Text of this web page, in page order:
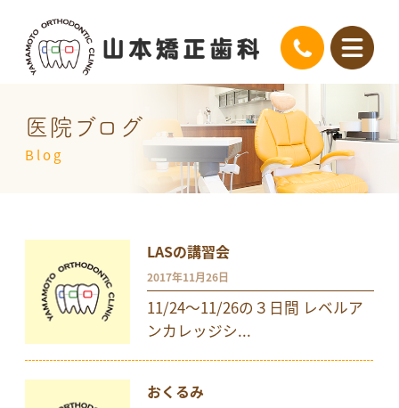
医院ブログ
Blog
LASの講習会
2017年11月26日
11/24〜11/26の３日間 レベルア
ンカレッジシ...
おくるみ